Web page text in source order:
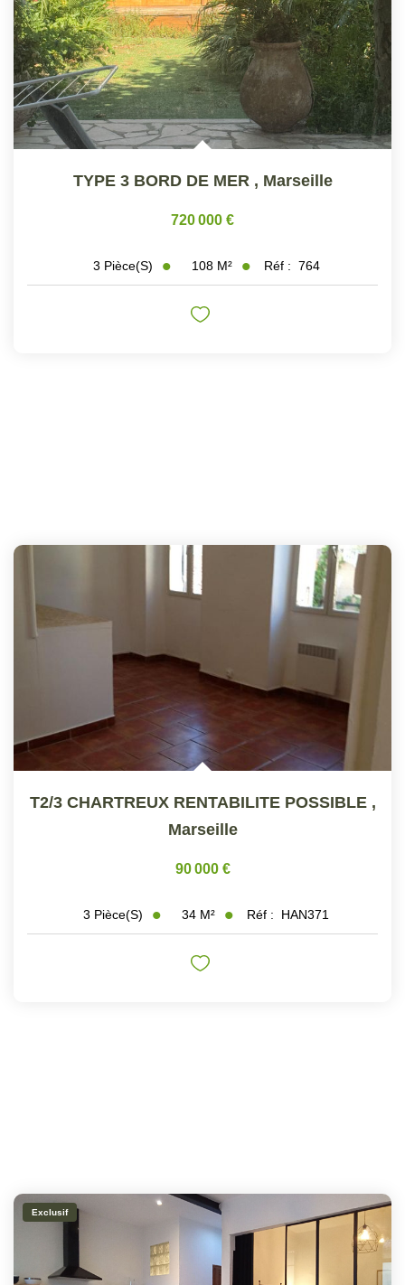
TYPE 3 BORD DE MER , Marseille
720 000 €
3 Pièce(s) 108 M² Réf : 764
T2/3 CHARTREUX RENTABILITE POSSIBLE ,
Marseille
90 000 €
3 Pièce(s) 34 M² Réf : HAN371
Exclusif